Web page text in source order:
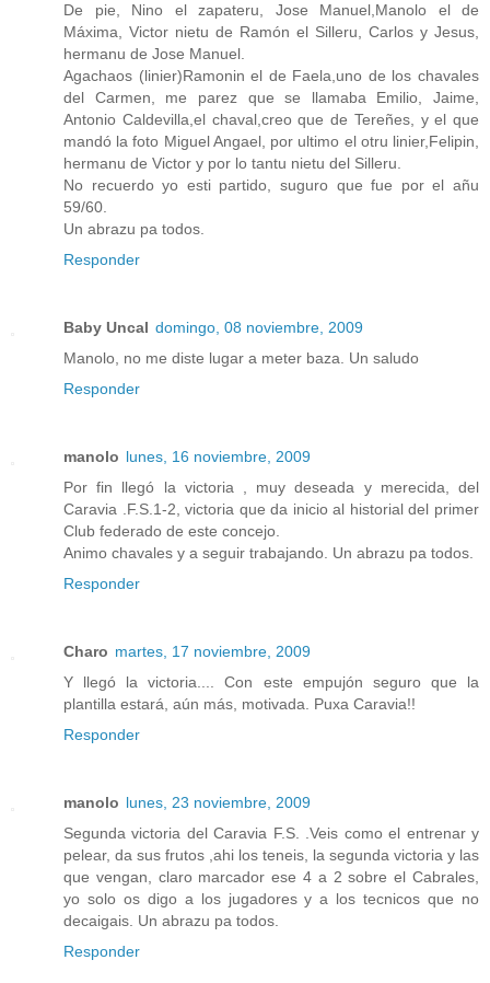
De pie, Nino el zapateru, Jose Manuel,Manolo el de
Máxima, Victor nietu de Ramón el Silleru, Carlos y Jesus,
hermanu de Jose Manuel.
Agachaos (linier)Ramonin el de Faela,uno de los chavales
del Carmen, me parez que se llamaba Emilio, Jaime,
Antonio Caldevilla,el chaval,creo que de Tereñes, y el que
mandó la foto Miguel Angael, por ultimo el otru linier,Felipin,
hermanu de Victor y por lo tantu nietu del Silleru.
No recuerdo yo esti partido, suguro que fue por el añu
59/60.
Un abrazu pa todos.
Responder
Baby Uncal domingo, 08 noviembre, 2009
Manolo, no me diste lugar a meter baza. Un saludo
Responder
manolo lunes, 16 noviembre, 2009
Por fin llegó la victoria , muy deseada y merecida, del
Caravia .F.S.1-2, victoria que da inicio al historial del primer
Club federado de este concejo.
Animo chavales y a seguir trabajando. Un abrazu pa todos.
Responder
Charo martes, 17 noviembre, 2009
Y llegó la victoria.... Con este empujón seguro que la
plantilla estará, aún más, motivada. Puxa Caravia!!
Responder
manolo lunes, 23 noviembre, 2009
Segunda victoria del Caravia F.S. .Veis como el entrenar y
pelear, da sus frutos ,ahi los teneis, la segunda victoria y las
que vengan, claro marcador ese 4 a 2 sobre el Cabrales,
yo solo os digo a los jugadores y a los tecnicos que no
decaigais. Un abrazu pa todos.
Responder